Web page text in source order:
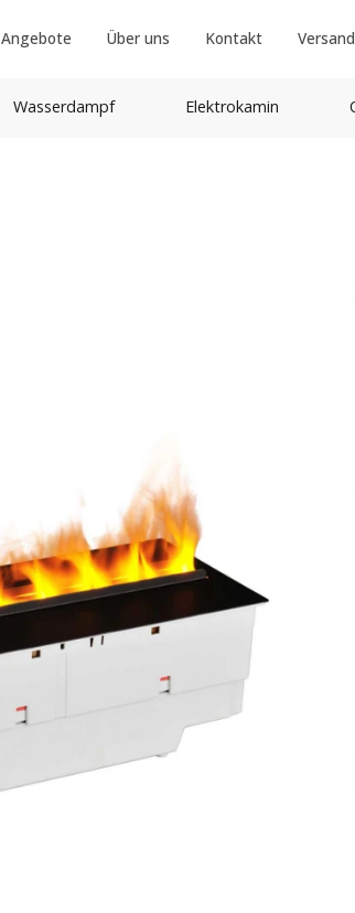
Angebote Über uns Kontakt
Wasserdampf Elektrokamin